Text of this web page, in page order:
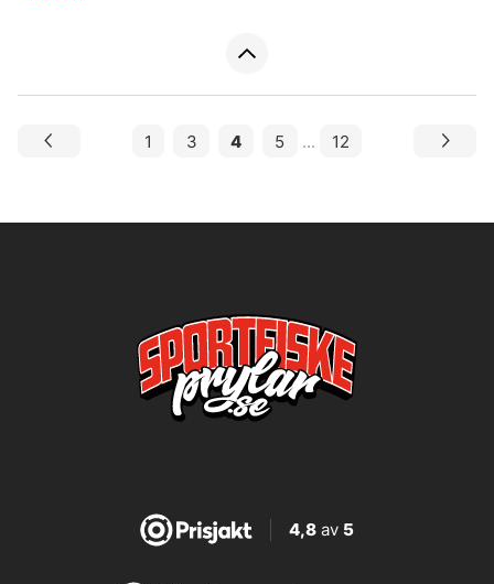
1 3 4 5 ... 12
4,8av 5